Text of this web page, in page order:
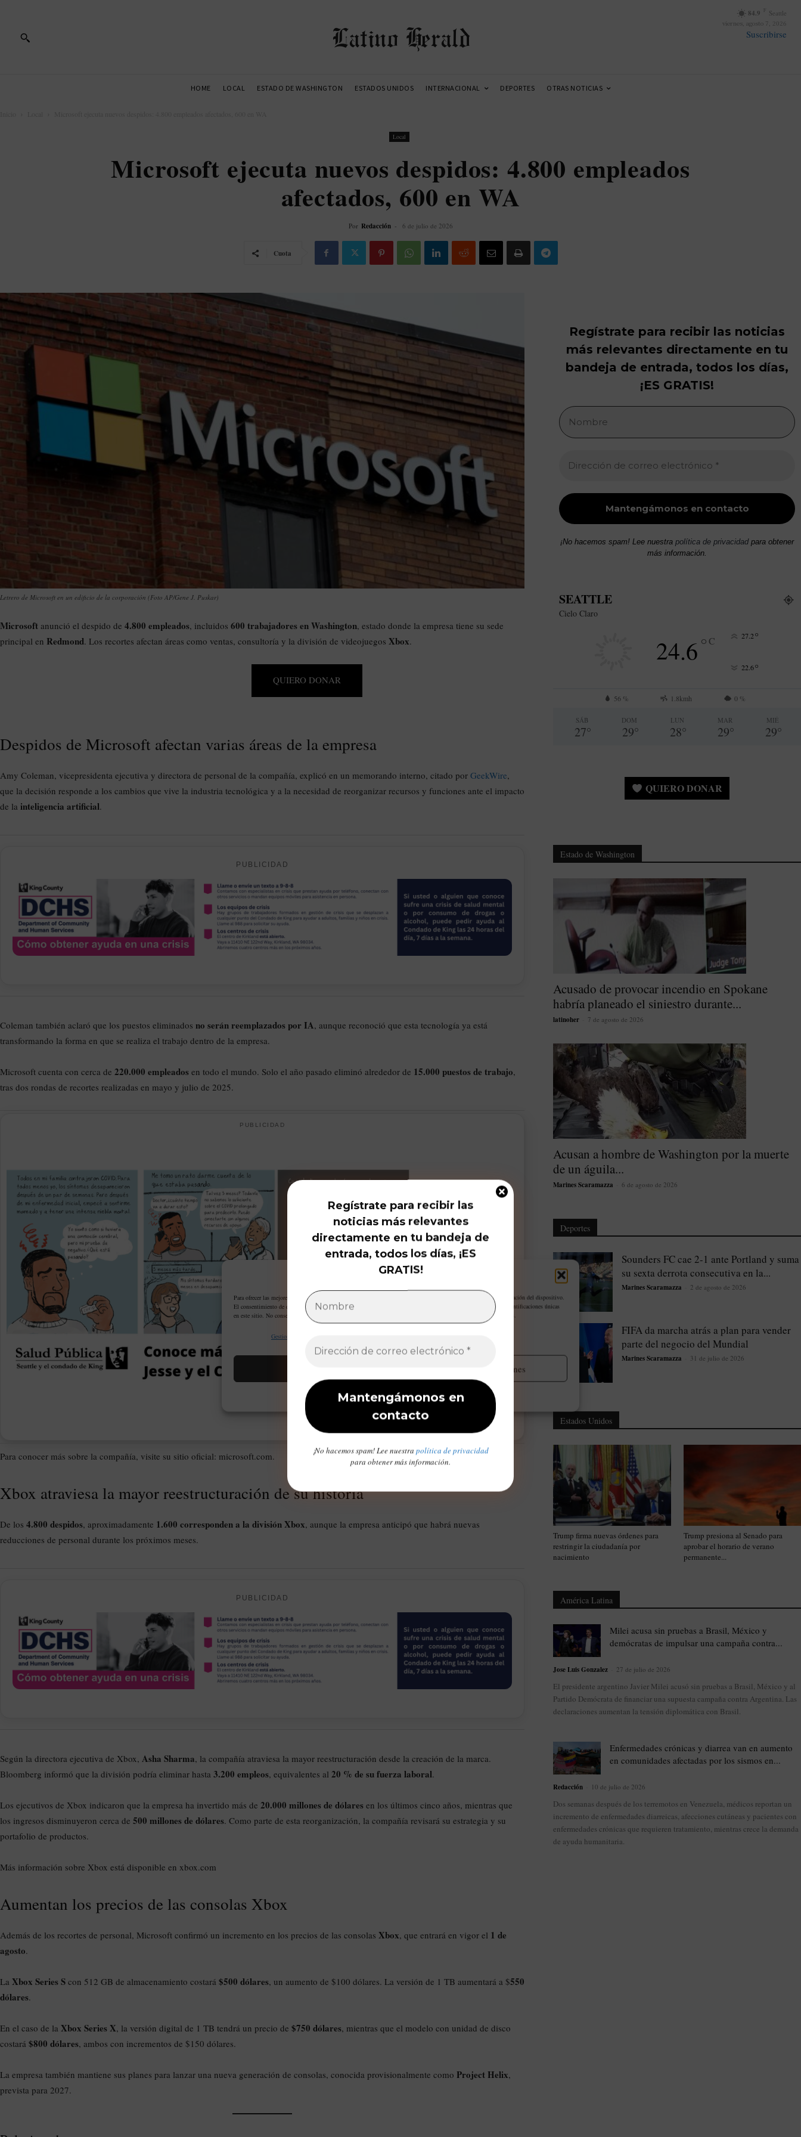
Gestiona tu privacidad
Para ofrecer las mejores experiencias, utilizamos tecnologías como las cookies para almacenar y/o acceder a la información del dispositivo.
El consentimiento de estas tecnologías nos permitirá procesar datos como el comportamiento de navegación o las identificaciones únicas
en este sitio. No consentir o retirar el consentimiento, puede afectar negativamente a ciertas características y funciones.
Gestionar proveedores
Administrar opciones
Opt-out preferences Declaración de privacidad Aviso Legal / Imprint
Latino Herald
84.9 F
Seattle
viernes, agosto 7, 2026
Suscribirse
HOME LOCAL ESTADO DE WASHINGTON ESTADOS UNIDOS INTERNACIONAL DEPORTES OTRAS NOTICIAS
Local
Microsoft ejecuta nuevos despidos: 4.800 empleados
afectados, 600 en WA
Por Redacción - 6 de julio de 2026
Cuota
Letrero de Microsoft en un edificio de la corporación (Foto AP/Gene J. Puskar)
Microsoft anunció el despido de 4.800 empleados, incluidos 600 trabajadores en Washington, estado donde la empresa tiene su sede
principal en Redmond. Los recortes afectan áreas como ventas, consultoría y la división de videojuegos Xbox.
QUIERO DONAR
Despidos de Microsoft afectan varias áreas de la empresa
Amy Coleman, vicepresidenta ejecutiva y directora de personal de la compañía, explicó en un memorando interno, citado por GeekWire,
que la decisión responde a los cambios que vive la industria tecnológica y a la necesidad de reorganizar recursos y funciones ante el impacto
de la inteligencia artificial.
PUBLICIDAD
Coleman también aclaró que los puestos eliminados no serán reemplazados por IA, aunque reconoció que esta tecnología ya está
transformando la forma en que se realiza el trabajo dentro de la empresa.
Microsoft cuenta con cerca de 220.000 empleados en todo el mundo. Solo el año pasado eliminó alrededor de 15.000 puestos de trabajo,
tras dos rondas de recortes realizadas en mayo y julio de 2025.
PUBLICIDAD
Para conocer más sobre la compañía, visite su sitio oficial: microsoft.com.
Xbox atraviesa la mayor reestructuración de su historia
De los 4.800 despidos, aproximadamente 1.600 corresponden a la división Xbox, aunque la empresa anticipó que habrá nuevas
reducciones de personal durante los próximos meses.
PUBLICIDAD
Según la directora ejecutiva de Xbox, Asha Sharma, la compañía atraviesa la mayor reestructuración desde la creación de la marca.
Bloomberg informó que la división podría eliminar hasta 3.200 empleos, equivalentes al 20 % de su fuerza laboral.
Los ejecutivos de Xbox indicaron que la empresa ha invertido más de 20.000 millones de dólares en los últimos cinco años, mientras que
los ingresos disminuyeron cerca de 500 millones de dólares. Como parte de esta reorganización, la compañía revisará su estrategia y su
portafolio de productos.
Más información sobre Xbox está disponible en xbox.com
Aumentan los precios de las consolas Xbox
Además de los recortes de personal, Microsoft confirmó un incremento en los precios de las consolas Xbox, que entrará en vigor el 1 de
agosto.
La Xbox Series S con 512 GB de almacenamiento costará $500 dólares, un aumento de $100 dólares. La versión de 1 TB aumentará a $550
dólares.
En el caso de la Xbox Series X, la versión digital de 1 TB tendrá un precio de $750 dólares, mientras que el modelo con unidad de disco
costará $800 dólares, ambos con incrementos de $150 dólares.
La empresa también mantiene sus planes para lanzar una nueva generación de consolas, conocida provisionalmente como Project Helix,
prevista para 2027.
Regístrate para recibir las
noticias más relevantes
directamente en tu bandeja de
entrada, todos los días, ¡ES
GRATIS!
¡No hacemos spam! Lee nuestra política de privacidad
para obtener más información.
Regístrate para recibir las noticias
más relevantes directamente en tu
bandeja de entrada, todos los días,
¡ES GRATIS!
¡No hacemos spam! Lee nuestra política de privacidadpara obtener
más información.
SEATTLE
Cielo Claro
24.6°C 27.2°
22.6°
56 % 1.8kmh 0 %
SÁB
27°
DOM
29°
LUN
28°
MAR
29°
MIÉ
29°
QUIERO DONAR
Estado de Washington
Acusado de provocar incendio en Spokane
habría planeado el siniestro durante...
latinoher 7 de agosto de 2026
Acusan a hombre de Washington por la muerte
de un águila...
Marines Scaramazza 6 de agosto de 2026
Deportes
Sounders FC cae 2-1 ante Portland y suma
su sexta derrota consecutiva en la...
Marines Scaramazza 2 de agosto de 2026
FIFA da marcha atrás a plan para vender
parte del negocio del Mundial
Marines Scaramazza 31 de julio de 2026
Estados Unidos
Trump firma nuevas órdenes para
restringir la ciudadanía por
nacimiento
Trump presiona al Senado para
aprobar el horario de verano
permanente...
América Latina
Milei acusa sin pruebas a Brasil, México y
demócratas de impulsar una campaña contra...
Jose Luis Gonzalez 27 de julio de 2026
El presidente argentino Javier Milei acusó sin pruebas a Brasil, México y al
Partido Demócrata de financiar una supuesta campaña contra Argentina. Las
declaraciones aumentan la tensión diplomática con Brasil.
Enfermedades crónicas y diarrea van en aumento
en comunidades afectadas por los sismos en...
Redacción 10 de julio de 2026
Dos semanas después de los terremotos en Venezuela, médicos reportan un
incremento de enfermedades diarreicas, afecciones cutáneas y pacientes con
enfermedades crónicas que requieren tratamiento, mientras crece la demanda
de ayuda humanitaria.